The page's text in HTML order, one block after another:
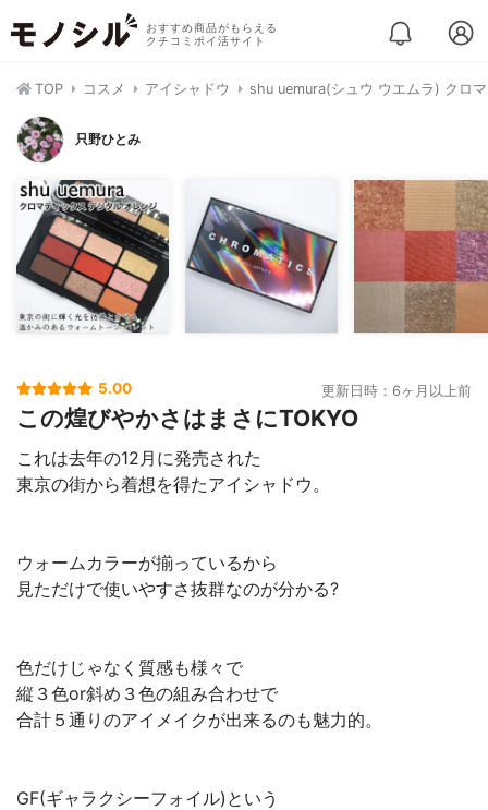
おすすめ商品がもらえる
クチコミポイ活サイト
TOP コスメ アイシャドウ shu uemura(シュウ ウエムラ) クロ
只野ひとみ
5.00 更新日時：6ヶ月以上前
この煌びやかさはまさにTOKYO
これは去年の12月に発売された
東京の街から着想を得たアイシャドウ。
ウォームカラーが揃っているから
見ただけで使いやすさ抜群なのが分かる?
色だけじゃなく質感も様々で
縦３色or斜め３色の組み合わせで
合計５通りのアイメイクが出来るのも魅力的。
GF(ギャラクシーフォイル)という